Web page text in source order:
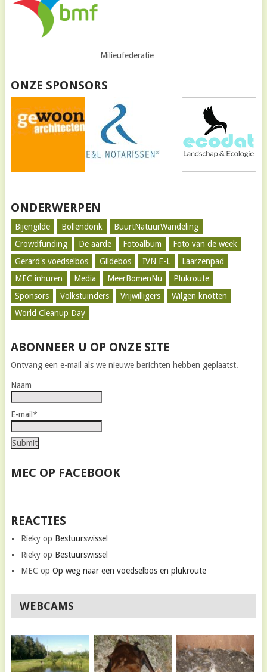
Milieufederatie
ONZE SPONSORS
ONDERWERPEN
Bijengilde Bollendonk
BuurtNatuurWandeling
Crowdfunding
De aarde Fotoalbum
Foto van de week
Gerard's voedselbos
Gildebos IVN E-L
Laarzenpad
MEC inhuren
Media MeerBomenNu
Plukroute
Sponsors
Volkstuinders Vrijwilligers
Wilgen knotten
World Cleanup Day
ABONNEER U OP ONZE SITE
Ontvang een e-mail als we nieuwe berichten hebben geplaatst.
Naam
E-mail*
MEC OP FACEBOOK
REACTIES
Riekyop Bestuurswissel
Riekyop Bestuurswissel
MEC op Op weg naar een voedselbos en plukroute
WEBCAMS